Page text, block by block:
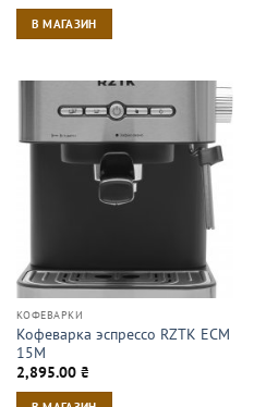
В МАГАЗИН
КОФЕВАРКИ
Кофеварка эспрессо RZTK ECM
15M
2,895.00 ₴